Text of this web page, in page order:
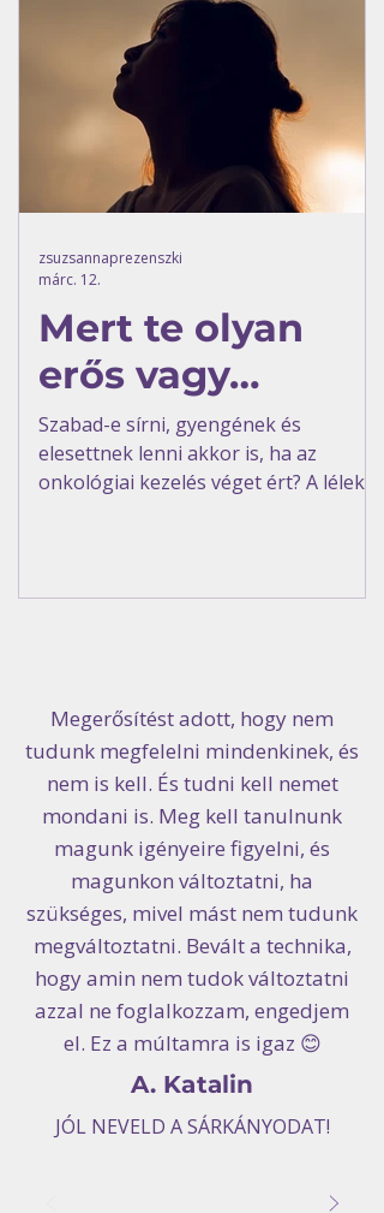
Mert te olyan
erős vagy…
Szabad-e sírni, gyengének és
elesettnek lenni akkor is, ha az
onkológiai kezelés véget ért? A lélek
zsuzsannaprezenszki
márc. 12.
Megerősítést adott, hogy nem
tudunk megfelelni mindenkinek, és
nem is kell. És tudni kell nemet
mondani is. Meg kell tanulnunk
magunk igényeire figyelni, és
magunkon változtatni, ha
szükséges, mivel mást nem tudunk
megváltoztatni. Bevált a technika,
hogy amin nem tudok változtatni
azzal ne foglalkozzam, engedjem
el. Ez a múltamra is igaz 😊
A. Katalin
JÓL NEVELD A SÁRKÁNYODAT!